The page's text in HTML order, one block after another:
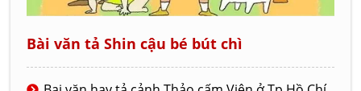
Bài văn tả Shin cậu bé bút chì